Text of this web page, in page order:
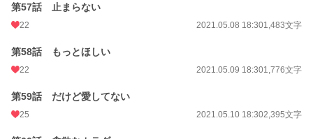
第57話 止まらない
22 2021.05.08 18:301,483文字
第58話 もっとほしい
22 2021.05.09 18:301,776文字
第59話 だけど愛してない
25 2021.05.10 18:302,395文字